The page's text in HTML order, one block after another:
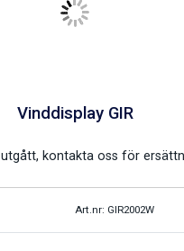
Vinddisplay GIR
kontakta oss för
Art.nr: GIR2002W